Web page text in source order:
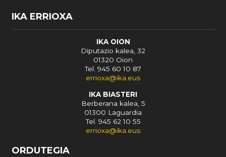
IKA ERRIOXA
IKA OION
Diputazio kalea, 32
01320 Oion
Tel. 945 60 10 87
errioxa@ika.eus
IKA BIASTERI
Berberana kalea, 5
01300 Laguardia
Tel. 945 62 10 55
errioxa@ika.eus
ORDUTEGIA